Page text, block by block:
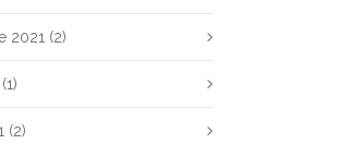
2021 (2)
(1)
(2)